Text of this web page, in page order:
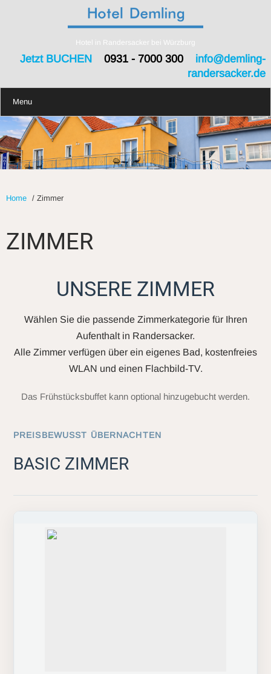
Hotel in Randersacker bei Würzburg
Jetzt BUCHEN0931 - 7000 300 info@demling-
randersacker.de
Menu
Home / Zimmer
ZIMMER
UNSERE ZIMMER
Wählen Sie die passende Zimmerkategorie für Ihren
Aufenthalt in Randersacker.
Alle Zimmer verfügen über ein eigenes Bad, kostenfreies
WLAN und einen Flachbild-TV.
Das Frühstücksbuffet kann optional hinzugebucht werden.
PREISBEWUSST ÜBERNACHTEN
BASIC ZIMMER